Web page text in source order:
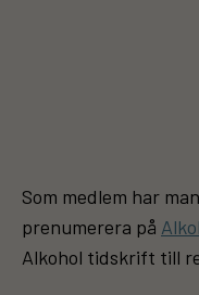
Som medlem har
prenumerera på
Alkohol tidskrift till